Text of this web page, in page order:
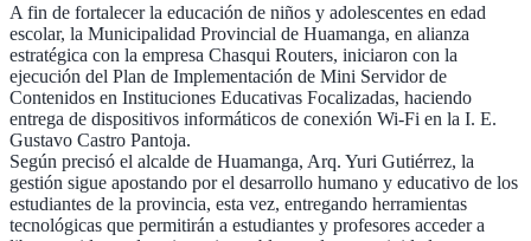
A fin de fortalecer la educación de niños y adolescentes en edad
escolar, la Municipalidad Provincial de Huamanga, en alianza
estratégica con la empresa Chasqui Routers, iniciaron con la
ejecución del Plan de Implementación de Mini Servidor de
Contenidos en Instituciones Educativas Focalizadas, haciendo
entrega de dispositivos informáticos de conexión Wi-Fi en la I. E.
Gustavo Castro Pantoja.
Según precisó el alcalde de Huamanga, Arq. Yuri Gutiérrez, la
gestión sigue apostando por el desarrollo humano y educativo de los
estudiantes de la provincia, esta vez, entregando herramientas
tecnológicas que permitirán a estudiantes y profesores acceder a